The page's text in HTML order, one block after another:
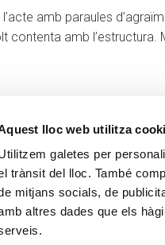
lloc web utilitza
galetes per
trànsit del lloc. També
mitjans socials, de
altres dades que els
amb paraules
contenta amb l’estructura.